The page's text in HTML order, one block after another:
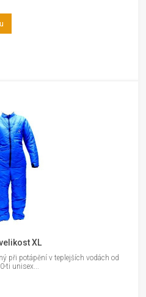
XL
při potápění v teplejších vodách od
ti unisex...